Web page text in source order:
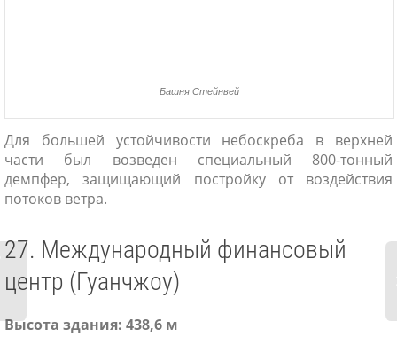
Башня Стейнвей
Для большей устойчивости небоскреба в верхней
части был возведен специальный 800-тонный
демпфер, защищающий постройку от воздействия
потоков ветра.
27. Международный финансовый
центр (Гуанчжоу)
Высота здания: 438,6 м